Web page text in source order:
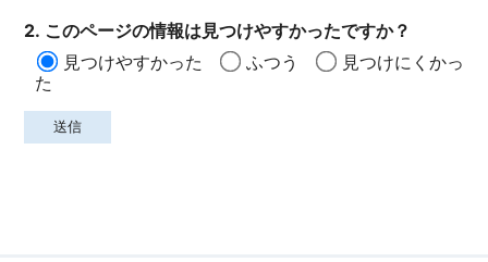
2. このページの情報は見つけやすかったですか？
見つけやすかった
ふつう
見つけにくかっ
た